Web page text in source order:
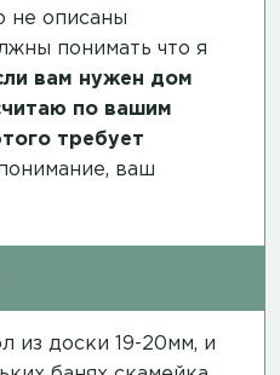
не описаны
понимать что я
вам нужен дом
по вашим
требует
ваш
из доски 19-20мм, и